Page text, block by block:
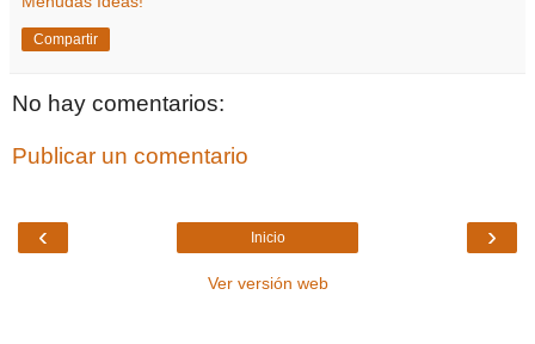
Compartir
No hay comentarios:
Publicar un comentario
‹ ›
Inicio
Ver versión web